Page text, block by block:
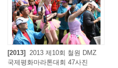
[2013]
2013 제10회 철원 DMZ
국제평화마라톤대회 47사진